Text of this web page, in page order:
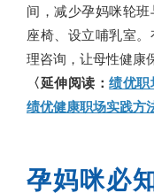
间，减少孕妈咪轮
座椅、设立哺乳室
理咨询，让母性健康
〈延伸阅读：绩优职
绩优健康职场实践方
孕妈咪必